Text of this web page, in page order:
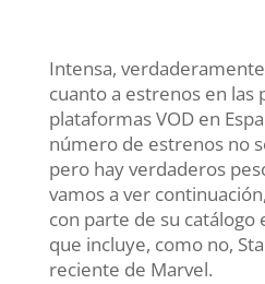
Intensa,
cuanto a estrenos en las
plataformas VOD en
número de estrenos no
pero hay verdaderos
vamos a ver
con parte de su catálogo
que incluye, como no,
reciente de Marvel.